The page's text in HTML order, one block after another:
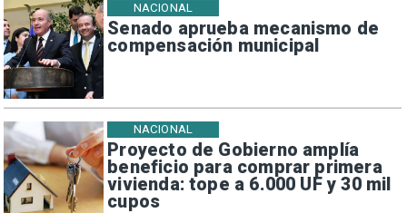
Senado aprueba mecanismo de
compensación municipal
NACIONAL
Proyecto de Gobierno amplía
beneficio para comprar primera
vivienda: tope a 6.000 UF y 30 mil
cupos
NACIONAL